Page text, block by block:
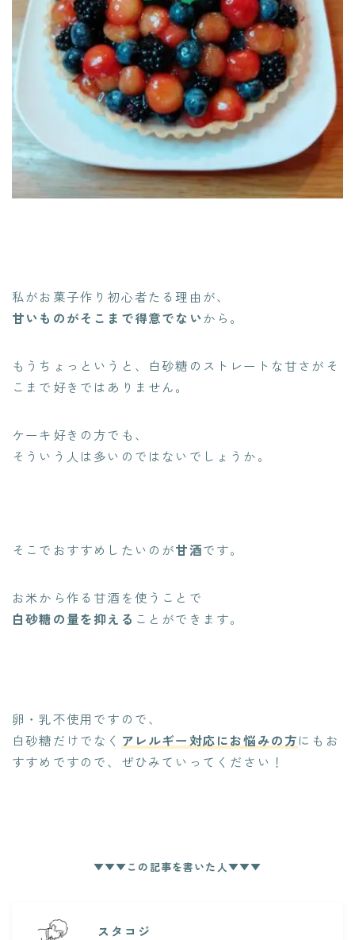
私がお菓子作り初心者たる理由が、
甘いものがそこまで得意でないから。
もうちょっというと、白砂糖のストレートな甘さがそ
こまで好きではありません。
ケーキ好きの方でも、
そういう人は多いのではないでしょうか。
そこでおすすめしたいのが甘酒です。
お米から作る甘酒を使うことで
白砂糖の量を抑える ことができます。
卵・乳不使用ですので、
白砂糖だけでなく アレルギー対応にお悩みの方にもお
すすめですので、ぜひみていってください！
▼▼▼この記事を書いた人▼▼▼
スタコジ